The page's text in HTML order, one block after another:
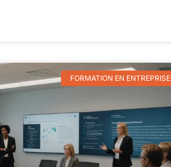
FORMATION EN ENTREPRISE